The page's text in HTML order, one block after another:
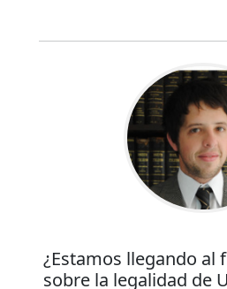
¿Estamos llegando al
sobre la legalidad de